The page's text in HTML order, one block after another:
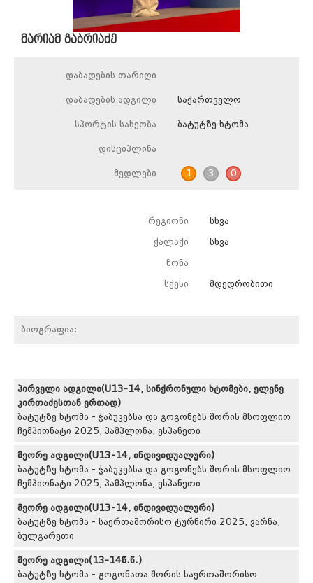
მარიამ გაბრიაძე
დაბადების თარიღი
დაბადების ადგილი საქართველო
სპორტის სახეობა ბატუტზე ხტომა
დისციპლინა
მედლები 1 3 0
რეგიონი სხვა
ქალაქი სხვა
წონა
სქესი მდედრობითი
ბიოგრაფია:
პირველი ადგილი(U13-14, სინქრონული ხტომები, ელენე
კირთაძესთან ერთად)
ბატუტზე ხტომა - ჭაბუკებსა და გოგონებს შორის მსოფლიო
ჩემპიონატი 2025, პამპლონა, ესპანეთი
მეორე ადგილი(U13-14, ინდივიდუალური)
ბატუტზე ხტომა - ჭაბუკებსა და გოგონებს შორის მსოფლიო
ჩემპიონატი 2025, პამპლონა, ესპანეთი
მეორე ადგილი(U13-14, ინდივიდუალური)
ბატუტზე ხტომა - საერთაშორისო ტურნირი 2025, ვარნა,
ბულგარეთი
მეორე ადგილი(13-14წ.წ.)
ბატუტზე ხტომა - გოგონათა შორის საერთაშორისო